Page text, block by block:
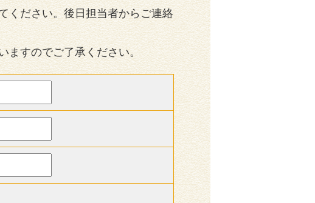
ください。後日担当者からご連絡
ますのでご了承ください。